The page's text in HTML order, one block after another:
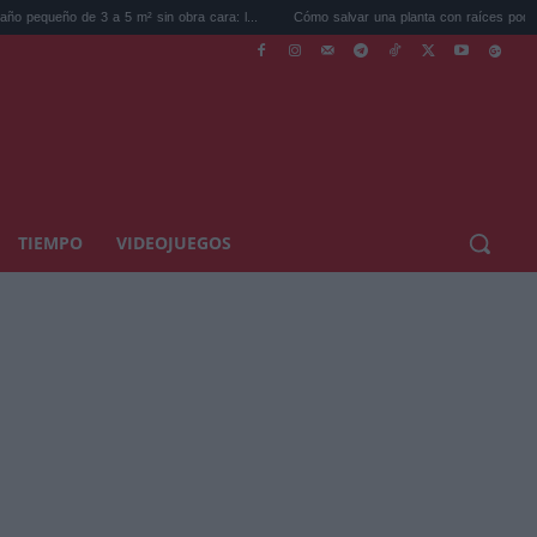
3 a 5 m² sin obra cara: l... Cómo salvar una planta con raíces podridas: el err...
TIEMPO VIDEOJUEGOS